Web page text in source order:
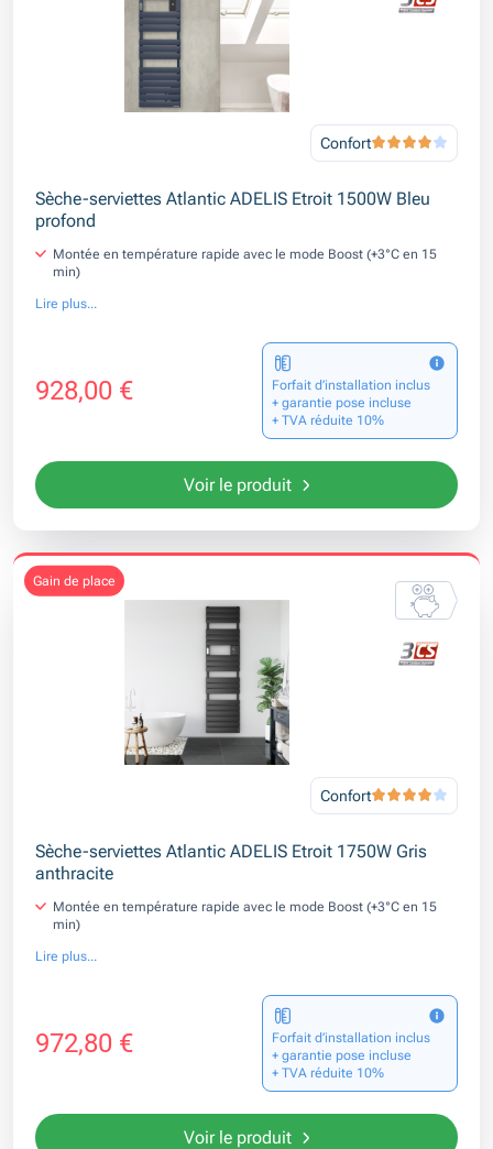
Confort
Sèche-serviettes Atlantic ADELIS Etroit 1500W Bleu
profond
Montée en température rapide avec le mode Boost (+3°C en 15
min)
Lire plus...
928,00 €
Forfait d’installation inclus
+ garantie pose incluse
+ TVA réduite 10%
Voir le produit
gain de place
Confort
Sèche-serviettes Atlantic ADELIS Etroit 1750W Gris
anthracite
Montée en température rapide avec le mode Boost (+3°C en 15
min)
Lire plus...
972,80 €
Forfait d’installation inclus
+ garantie pose incluse
+ TVA réduite 10%
Voir le produit